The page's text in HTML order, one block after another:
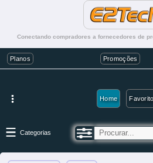
Conectando compradores a fornecedores de
Planos Promoções
Home
Categorias